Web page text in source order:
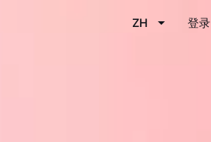
ZH 登录